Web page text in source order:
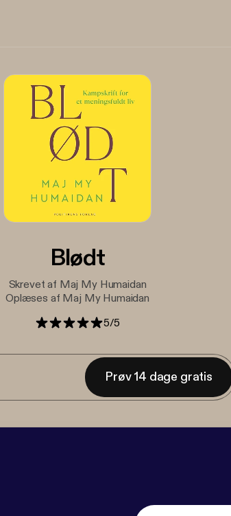
Blødt
Skrevet af Maj My Humaidan
Oplæses af Maj My Humaidan
5/5
Prøv 14 dage gratis